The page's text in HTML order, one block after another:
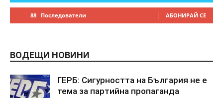
88 Последователи АБОНИРАЙ СЕ
ВОДЕЩИ НОВИНИ
ГЕРБ: Сигурността на България не е
тема за партийна пропаганда